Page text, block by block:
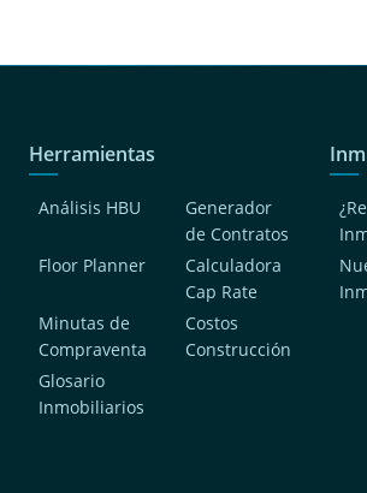
Herramientas
Análisis HBU
Generador
de Contratos
Floor Planner
Calculadora
Cap Rate
Minutas de
Compraventa
Costos
Construcción
Glosario
Inmobiliarios